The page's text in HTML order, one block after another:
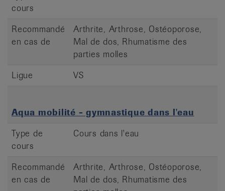
cours
Recommandé
en cas de
Arthrite, Arthrose, Ostéoporose,
Mal de dos, Rhumatisme des
parties molles
Ligue
VS
Aqua mobilité - gymnastique dans l'eau
Type de
cours
Cours dans l'eau
Recommandé
en cas de
Arthrite, Arthrose, Ostéoporose,
Mal de dos, Rhumatisme des